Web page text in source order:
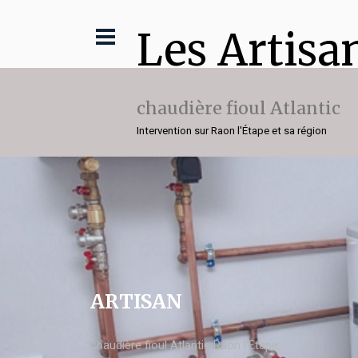
Les
chaudière fioul Atlantic
Intervention sur Raon l'Étape et sa région
ARTISAN
chaudière fioul Atlantic Raon l'Étape